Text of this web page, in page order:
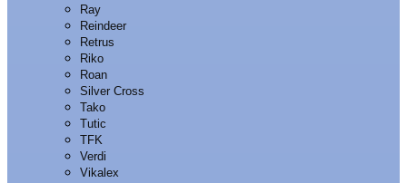
Ray
Reindeer
Retrus
Riko
Roan
Silver Cross
Tako
Tutic
TFK
Verdi
Vikalex